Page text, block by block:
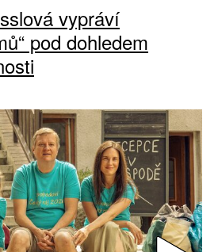
vypráví
pod dohledem